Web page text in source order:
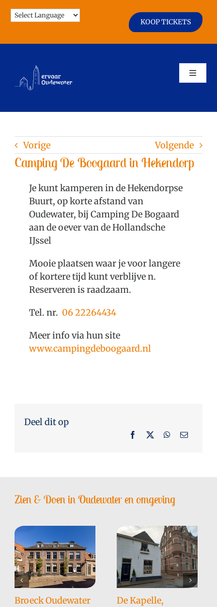
naar
KOOP TICKETS
Toggle
Zien & Doen
Horeca & Winkels
Over Oudewater
Vorige Volgende
Camping De Boogaard in Hekendorp
Je kunt kamperen in de Hekendorpse
Buurt, op korte afstand van
Oudewater, bij Camping De Bogaard
aan de oever van de Hollandsche
IJssel
Mooie plaatsen waar je voor langere
of kortere tijd kunt verblijve n.
Reserveren is raadzaam.
Tel. nr. 06 22264434
Meer info via hun site
www.campingdeboogaard.nl
Deel dit op
Zien & Doen in Oudewater en omgeving
Broeck Oudewater
De Kapelle,